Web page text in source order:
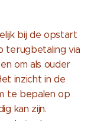
bij de opstart
terugbetaling via
om als ouder
inzicht in de
te bepalen op
kan zijn.